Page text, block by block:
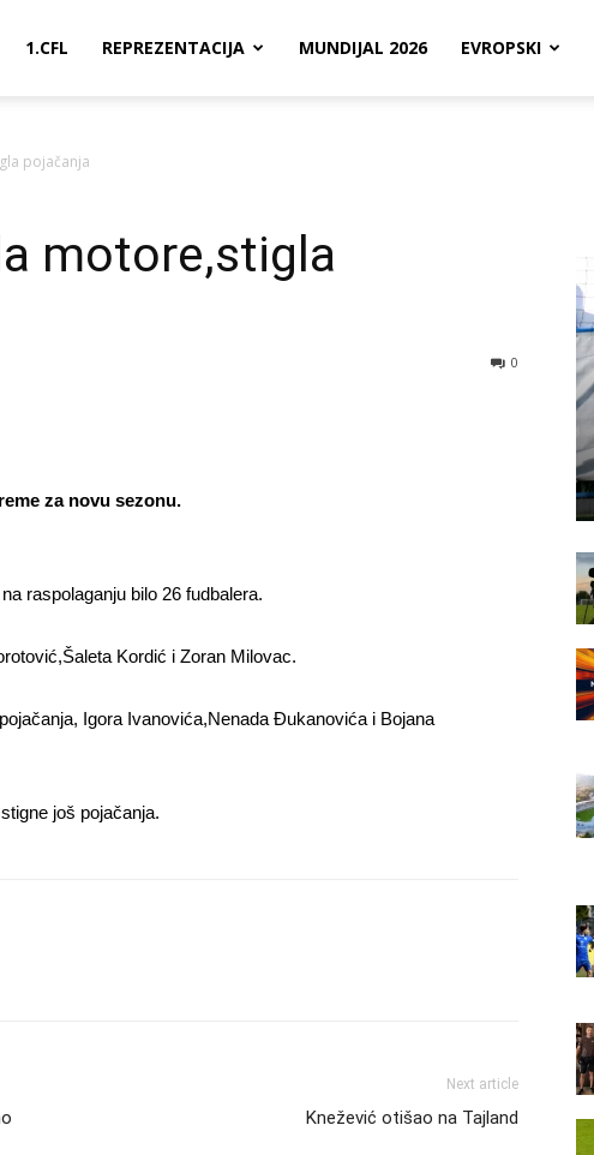
1.CFL REPREZENTACIJA MUNDIJAL 2026 EVROPSKI
pojačanja
motore,stigla
0
za novu sezonu.
raspolaganju bilo 26 fudbalera.
Kordić i Zoran Milovac.
Igora Ivanovića,Nenada Đukanovića i Bojana
još pojačanja.
Next article
Knežević otišao na Tajland